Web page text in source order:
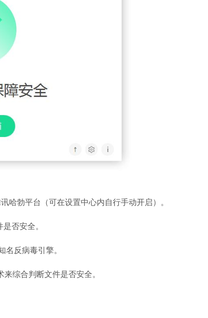
勃平台（可在设置中心内自行手动开启）。
否安全。
反病毒引擎。
综合判断文件是否安全。